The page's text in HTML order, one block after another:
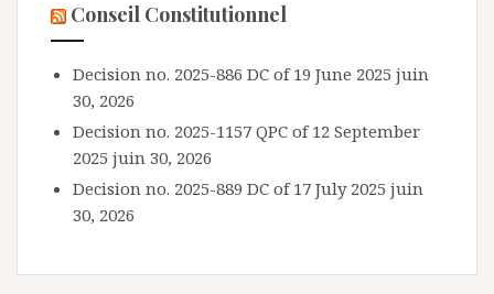
Conseil Constitutionnel
Decision no. 2025-886 DC of 19 June 2025 juin
30, 2026
Decision no. 2025-1157 QPC of 12 September
2025 juin 30, 2026
Decision no. 2025-889 DC of 17 July 2025 juin
30, 2026